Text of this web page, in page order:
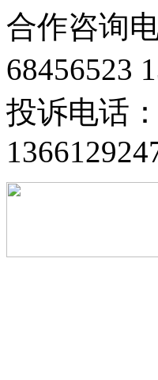
合作咨询
68456523
投诉电话